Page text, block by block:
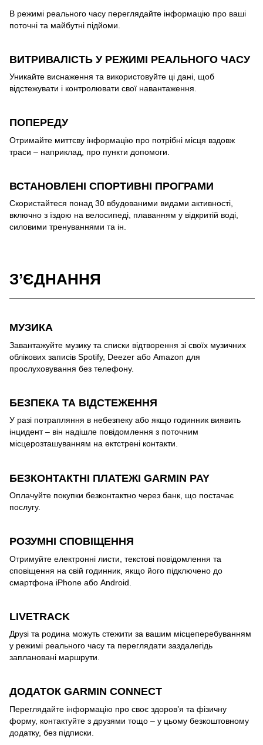
В режимі реального часу переглядайте інформацію про ваші
поточні та майбутні підйоми.
ВИТРИВАЛІСТЬ У РЕЖИМІ РЕАЛЬНОГО ЧАСУ
Уникайте виснаження та використовуйте ці дані, щоб
відстежувати і контролювати свої навантаження.
ПОПЕРЕДУ
Отримайте миттєву інформацію про потрібні місця вздовж
траси – наприклад, про пункти допомоги.
ВСТАНОВЛЕНІ СПОРТИВНІ ПРОГРАМИ
Скористайтеся понад 30 вбудованими видами активності,
включно з їздою на велосипеді, плаванням у відкритій воді,
силовими тренуваннями та ін.
З’ЄДНАННЯ
МУЗИКА
Завантажуйте музику та списки відтворення зі своїх музичних
облікових записів Spotify, Deezer або Amazon для
прослуховування без телефону.
БЕЗПЕКА ТА ВІДСТЕЖЕННЯ
У разі потрапляння в небезпеку або якщо годинник виявить
інцидент – він надішле повідомлення з поточним
місцерозташуванням на ектстрені контакти.
БЕЗКОНТАКТНІ ПЛАТЕЖІ GARMIN PAY
Оплачуйте покупки безконтактно через банк, що постачає
послугу.
РОЗУМНІ СПОВІЩЕННЯ
Отримуйте електронні листи, текстові повідомлення та
сповіщення на свій годинник, якщо його підключено до
смартфона iPhone або Android.
LIVETRACK
Друзі та родина можуть стежити за вашим місцеперебуванням
у режимі реального часу та переглядати заздалегідь
заплановані маршрути.
ДОДАТОК GARMIN CONNECT
Переглядайте інформацію про своє здоров’я та фізичну
форму, контактуйте з друзями тощо – у цьому безкоштовному
додатку, без підписки.